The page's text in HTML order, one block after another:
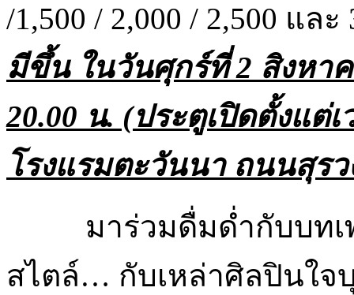
/1,500 / 2,000 / 2,500 แล
มีขึ้น ในวันศุกร์ที่2 สิงหา
20.00 น. (ประตูเปิดตั้งแต่
โรงแรมตะวันนา ถนนสุรว
มาร่วมดื่มด่ำกับบท
สไตล์… กับเหล่าศิลปินใจ